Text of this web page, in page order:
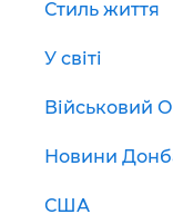
Стиль життя
У світі
Військовий
Новини
США